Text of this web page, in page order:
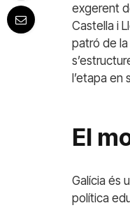
exgerent
Castella i
patró de
l’etapa en
El
Galícia és
política